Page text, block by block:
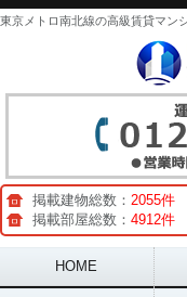
掲載建物総数： 2055件
掲載部屋総数： 4912件
Main menu
HOME